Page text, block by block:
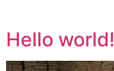
Hello world!